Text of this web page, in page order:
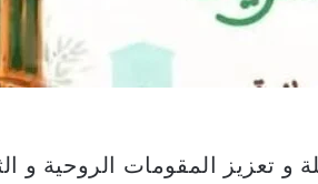
و تعزيز المقومات الروحية و